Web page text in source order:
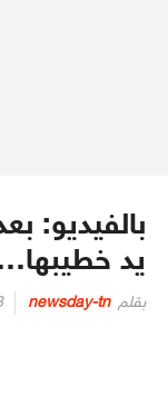
بالفيديو:
يد
بقلم newsday-tn